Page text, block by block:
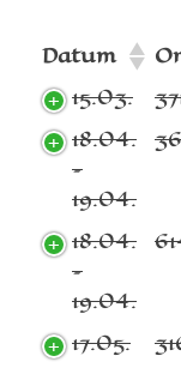
Datum
15.03.
18.04.
–
19.04.
18.04.
–
19.04.
17.05.